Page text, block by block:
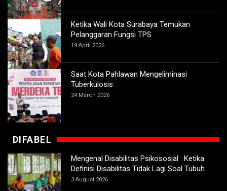
Ketika Wali Kota Surabaya Temukan
Pelanggaran Fungsi TPS
19 April 2026
Saat Kota Pahlawan Mengeliminasi
Tuberkulosis
24 March 2026
DIFABEL
Mengenal Disabilitas Psikososial : Ketika
Definisi Disabilitas Tidak Lagi Soal Tubuh
3 August 2026